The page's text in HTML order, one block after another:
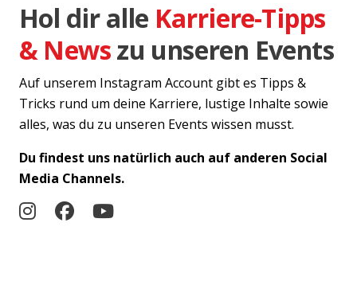
Hol dir alle Karriere-Tipps
& Newszu unseren Events
Auf unserem Instagram Account gibt es Tipps &
Tricks rund um deine Karriere, lustige Inhalte sowie
alles, was du zu unseren Events wissen musst.
Du findest uns natürlich auch auf anderen Social
Media Channels.